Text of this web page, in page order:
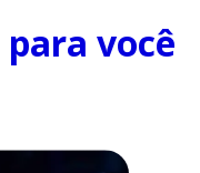
para você